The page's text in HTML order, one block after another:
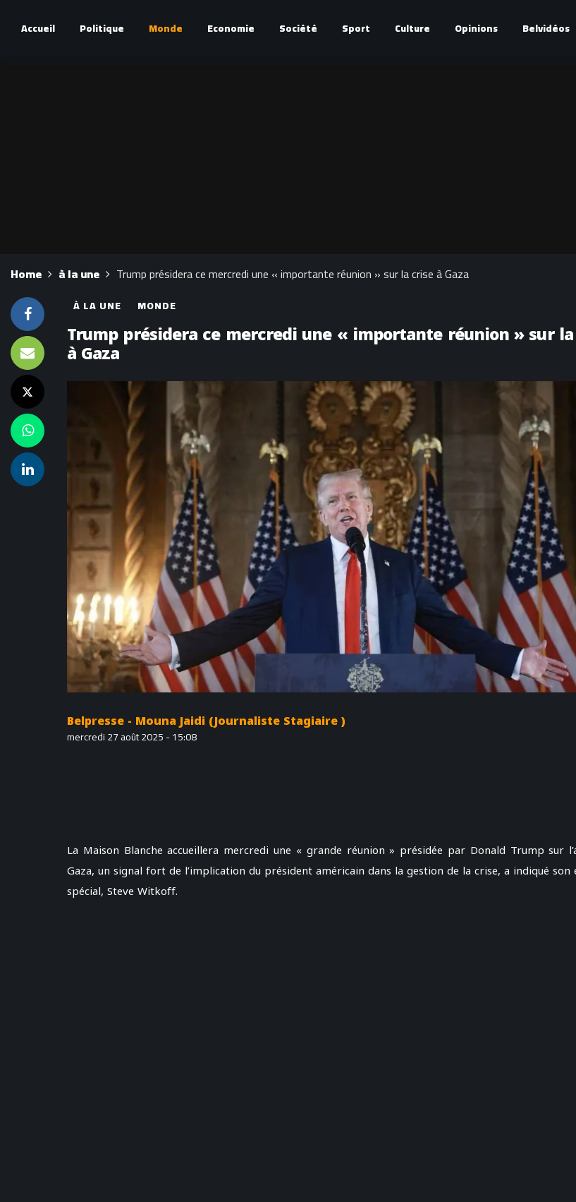
Accueil Politique Monde Economie Société Sport Culture Opinions Belvidéos
Home à la une Trump présidera ce mercredi une « importante réunion » sur la crise à Gaza
À LA UNE MONDE
Trump présidera ce mercredi une « importante réunion » sur
à Gaza
Belpresse - Mouna Jaidi (Journaliste Stagiaire )
mercredi 27 août 2025 - 15:08
La Maison Blanche accueillera mercredi une « grande réunion » présidée par Donald Trump sur
Gaza, un signal fort de l’implication du président américain dans la gestion de la crise, a indiqué son
spécial, Steve Witkoff.